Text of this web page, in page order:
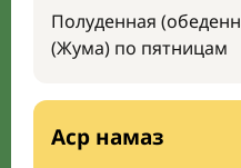
Полуденная
(Жума) по пятницам
Аср намаз